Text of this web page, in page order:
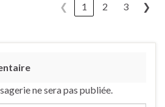
❮ 1 2 3 ❯
ne sera pas publiée.